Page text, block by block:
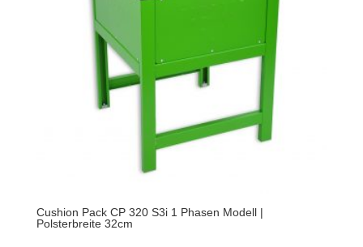
Cushion Pack CP 320 S3i 1 Phasen Modell |
Polsterbreite 32cm